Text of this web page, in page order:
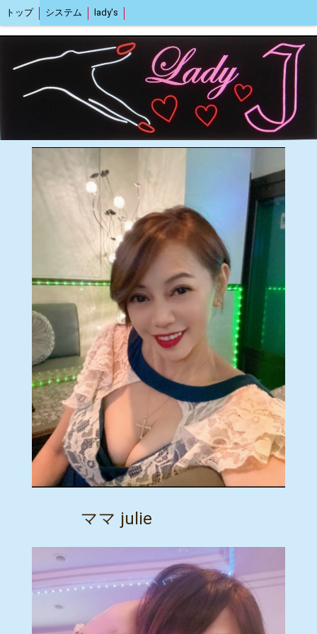
トップ システム lady's
ママ julie